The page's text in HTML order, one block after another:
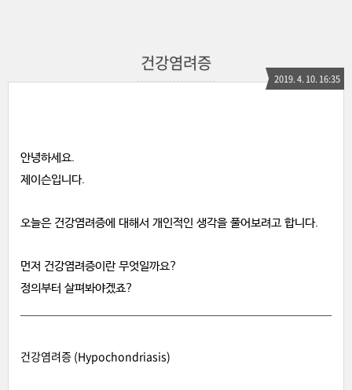
건강염려증
2019. 4. 10. 16:35
안녕하세요.
제이슨입니다.
오늘은 건강염려증에 대해서 개인적인 생각을 풀어보려고 합니다.
먼저 건강염려증이란 무엇일까요?
정의부터 살펴봐야겠죠?
건강염려증 (Hypochondriasis)